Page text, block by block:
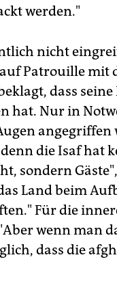
werden."
nicht
Patrouille mit
dass
hat. Nur in
die Isaf hat
sondern
Land beim
Für die
wenn man
dass die